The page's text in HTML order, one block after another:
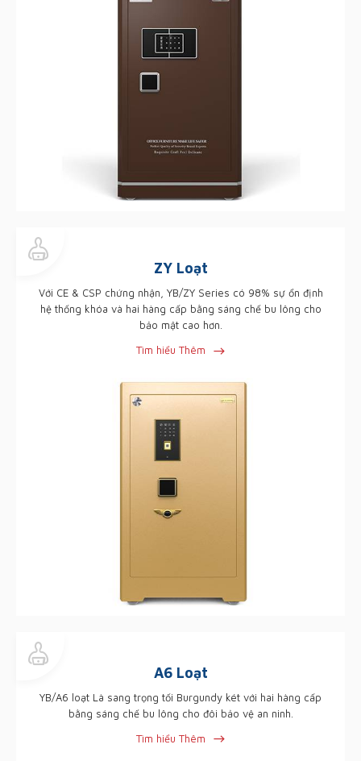
ZY Loạt
Với CE & CSP chứng nhận, YB/ZY Series có 98% sự ổn định
hệ thống khóa và hai hàng cấp bằng sáng chế bu lông cho
bảo mật cao hơn.
Tìm hiểu Thêm
A6 Loạt
YB/A6 loạt Là sang trọng tối Burgundy két với hai hàng cấp
bằng sáng chế bu lông cho đôi bảo vệ an ninh.
Tìm hiểu Thêm